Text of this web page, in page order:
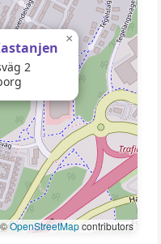
2
×
©OpenStreetMapcontributors